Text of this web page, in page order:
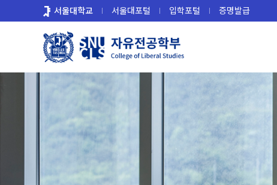
로
서울대학교 서울대포털 입학포털 증명발급